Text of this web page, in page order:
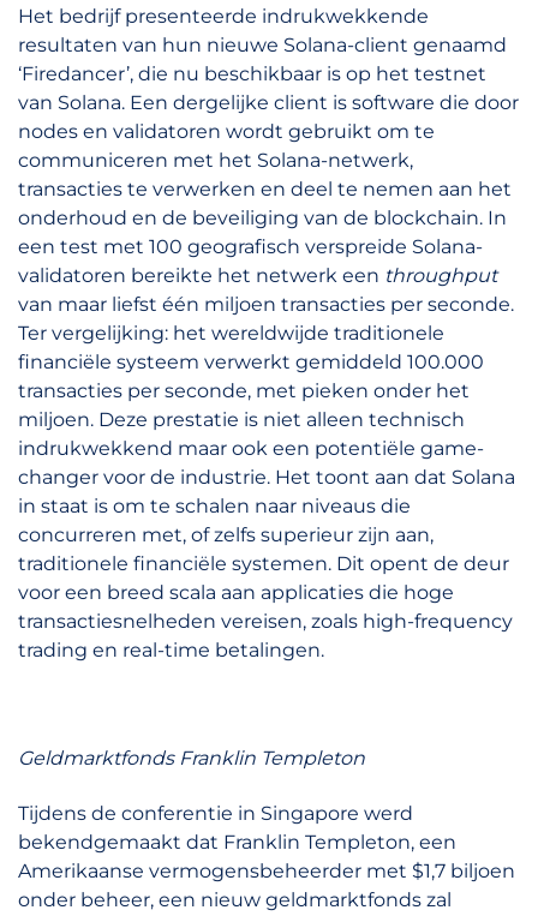
Het bedrijf presenteerde indrukwekkende
resultaten van hun nieuwe Solana-client genaamd
‘Firedancer’, die nu beschikbaar is op het testnet
van Solana. Een dergelijke client is software die door
nodes en validatoren wordt gebruikt om te
communiceren met het Solana-netwerk,
transacties te verwerken en deel te nemen aan het
onderhoud en de beveiliging van de blockchain. In
een test met 100 geografisch verspreide Solana-
validatoren bereikte het netwerk een throughput
van maar liefst één miljoen transacties per seconde.
Ter vergelijking: het wereldwijde traditionele
financiële systeem verwerkt gemiddeld 100.000
transacties per seconde, met pieken onder het
miljoen. Deze prestatie is niet alleen technisch
indrukwekkend maar ook een potentiële game-
changer voor de industrie. Het toont aan dat Solana
in staat is om te schalen naar niveaus die
concurreren met, of zelfs superieur zijn aan,
traditionele financiële systemen. Dit opent de deur
voor een breed scala aan applicaties die hoge
transactiesnelheden vereisen, zoals high-frequency
trading en real-time betalingen.
Geldmarktfonds Franklin Templeton
Tijdens de conferentie in Singapore werd
bekendgemaakt dat Franklin Templeton, een
Amerikaanse vermogensbeheerder met $1,7 biljoen
onder beheer, een nieuw geldmarktfonds zal